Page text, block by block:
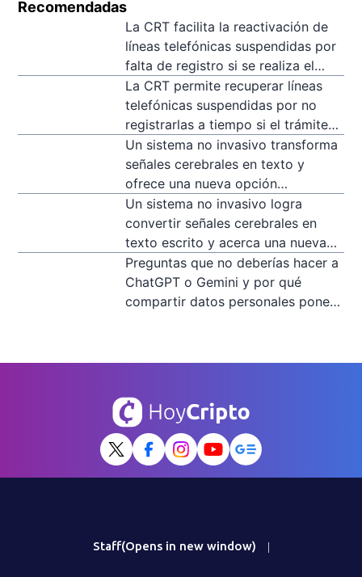
Recomendadas
La CRT facilita la reactivación de
líneas telefónicas suspendidas por
falta de registro si se realiza el
trámite dentro de los 90 días
siguientes a la suspensión
La CRT permite recuperar líneas
telefónicas suspendidas por no
registrarlas a tiempo si el trámite
se realiza dentro de los 90 días
posteriores a la suspensión
Un sistema no invasivo transforma
señales cerebrales en texto y
ofrece una nueva opción
comunicativa para personas con
parálisis
Un sistema no invasivo logra
convertir señales cerebrales en
texto escrito y acerca una nueva
forma de comunicación para
personas con parálisis
Preguntas que no deberías hacer a
ChatGPT o Gemini y por qué
compartir datos personales pone
Staff(Opens in new window) |